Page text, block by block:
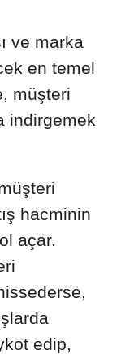
ve marka
en temel
müşteri
indirgemek
hacminin
açar.
edip,